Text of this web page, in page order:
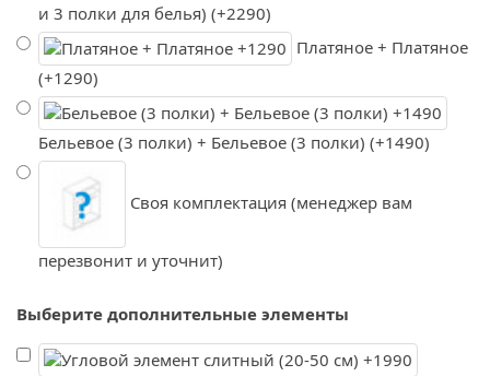
и 3 полки для белья) (+2290)
Платяное + Платяное
(+1290)
Бельевое (3 полки) + Бельевое (3 полки) (+1490)
Своя комплектация (менеджер вам
перезвонит и уточнит)
Выберите дополнительные элементы